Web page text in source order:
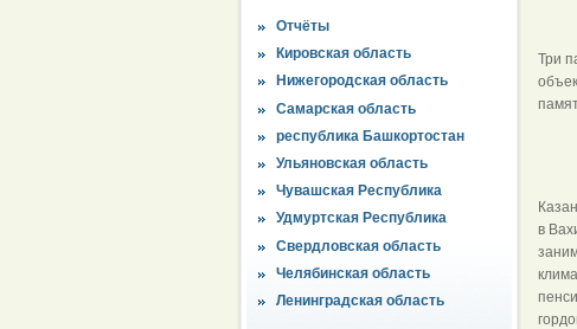
Отчёты
Кировская область
Нижегородская область
Самарская область
республика Башкортостан
Ульяновская область
Чувашская Республика
Удмуртская Республика
Свердловская область
Челябинская область
Ленинградская область
Три
в